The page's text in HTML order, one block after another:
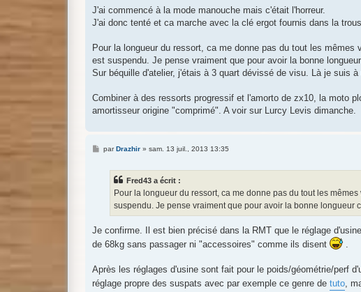
J'ai commencé à la mode manouche mais c'était l'horreur.
J'ai donc tenté et ca marche avec la clé ergot fournis dans la
Pour la longueur du ressort, ca me donne pas du tout les
est suspendu. Je pense vraiment que pour avoir la bonne
Sur béquille d'atelier, j'étais à 3 quart dévissé de visu. Là je suis
Combiner à des ressorts progressif et l'amorto de zx10, la moto
amortisseur origine "comprimé". A voir sur Lurcy Levis dimanche.
MparDrazhir» sam. 13 juil., 2013 13:35
Fred43 a écrit :
Pour la longueur du ressort, ca me donne pas du tout les
suspendu. Je pense vraiment que pour avoir la bonne longueur
Je confirme. Il est bien précisé dans la RMT que le réglage
de 68kg sans passager ni "accessoires" comme ils disent
.
Après les réglages d'usine sont fait pour le poids/géométrie/perf
réglage propre des suspats avec par exemple ce genre de tuto,